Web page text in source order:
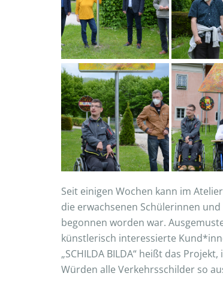
Seit einigen Wochen kann im
die erwachsenen Schülerinnen
begonnen worden war.
künstlerisch interessierte
„SCHILDA BILDA“ heißt das
Würden alle Verkehrsschilder so